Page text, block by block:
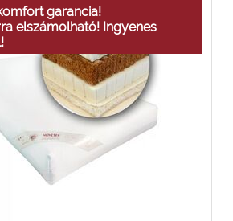
garancia!
elszámolható! Ingyenes